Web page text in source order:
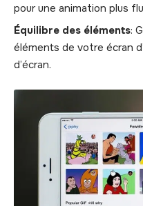
pour une animation plus
Équilibre des éléments:
éléments de votre écran
d’écran.